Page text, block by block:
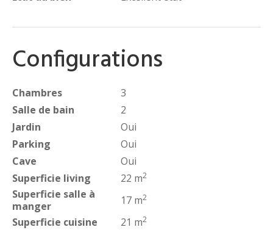
Configurations
Chambres
3
Salle de bain
2
Jardin
Oui
Parking
Oui
Cave
Oui
Superficie living
22 m2
Superficie salle à
manger
17 m2
Superficie cuisine 21 m2